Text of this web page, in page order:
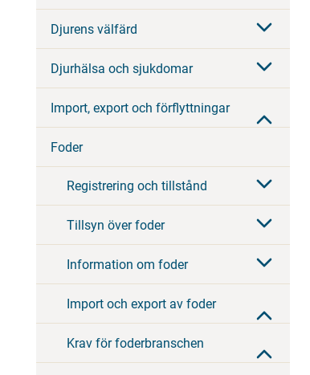
Djurens välfärd
Djurhälsa och sjukdomar
Import, export och förflyttningar
Foder
Registrering och tillstånd
Tillsyn över foder
Information om foder
Import och export av foder
Krav för foderbranschen